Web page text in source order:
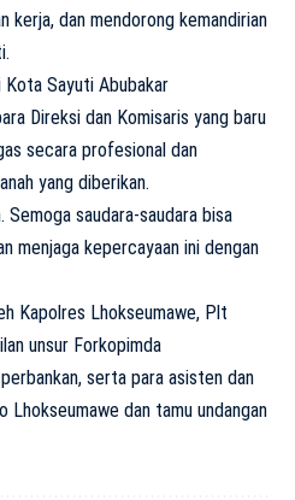
kerja, dan mendorong kemandirian
Kota Sayuti Abubakar
Direksi dan Komisaris yang baru
secara profesional dan
yang diberikan.
Semoga saudara-saudara bisa
menjaga kepercayaan ini dengan
Kapolres Lhokseumawe, Plt
unsur Forkopimda
serta para asisten dan
dan tamu undangan